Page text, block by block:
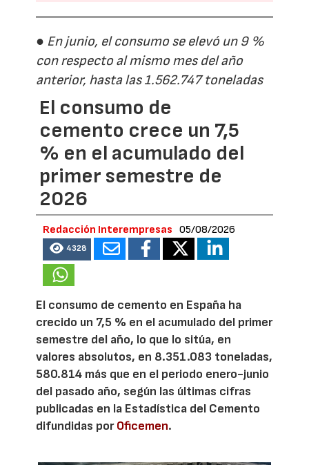
● En junio, el consumo se elevó un 9 %
con respecto al mismo mes del año
anterior, hasta las 1.562.747 toneladas
El consumo de
cemento crece un 7,5
% en el acumulado del
primer semestre de
2026
Redacción Interempresas 05/08/2026
4328
El consumo de cemento en España ha
crecido un 7,5 % en el acumulado del primer
semestre del año, lo que lo sitúa, en
valores absolutos, en 8.351.083 toneladas,
580.814 más que en el periodo enero-junio
del pasado año, según las últimas cifras
publicadas en la Estadística del Cemento
difundidas porOficemen.